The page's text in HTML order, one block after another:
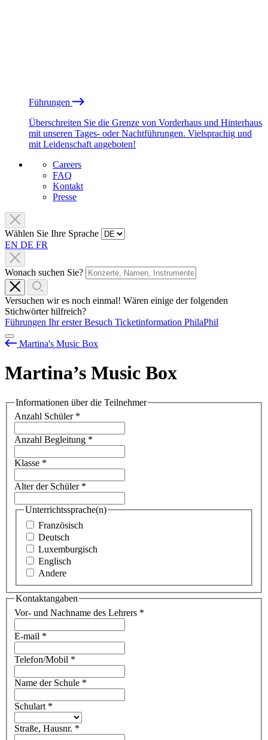
Führungen
Überschreiten Sie die Grenze von Vorderhaus und Hinterhaus
mit unseren Tages- oder Nachtführungen. Vielsprachig und
mit Leidenschaft angeboten!
Careers
FAQ
Kontakt
Presse
Wählen Sie Ihre Sprache
EN DE FR
Wonach suchen Sie?
Versuchen wir es noch einmal! Wären einige der folgenden
Stichwörter hilfreich?
Führungen Ihr erster Besuch Ticketinformation PhilaPhil
Martina's Music Box
Martina’s Music Box
Informationen über die Teilnehmer
Anzahl Schüler *
Anzahl Begleitung *
Klasse *
Alter der Schüler *
Unterrichtssprache(n)
Französisch
Deutsch
Luxemburgisch
Englisch
Andere
Kontaktangaben
Vor- und Nachname des Lehrers *
E-mail *
Telefon/Mobil *
Name der Schule *
Schulart *
Straße, Hausnr. *